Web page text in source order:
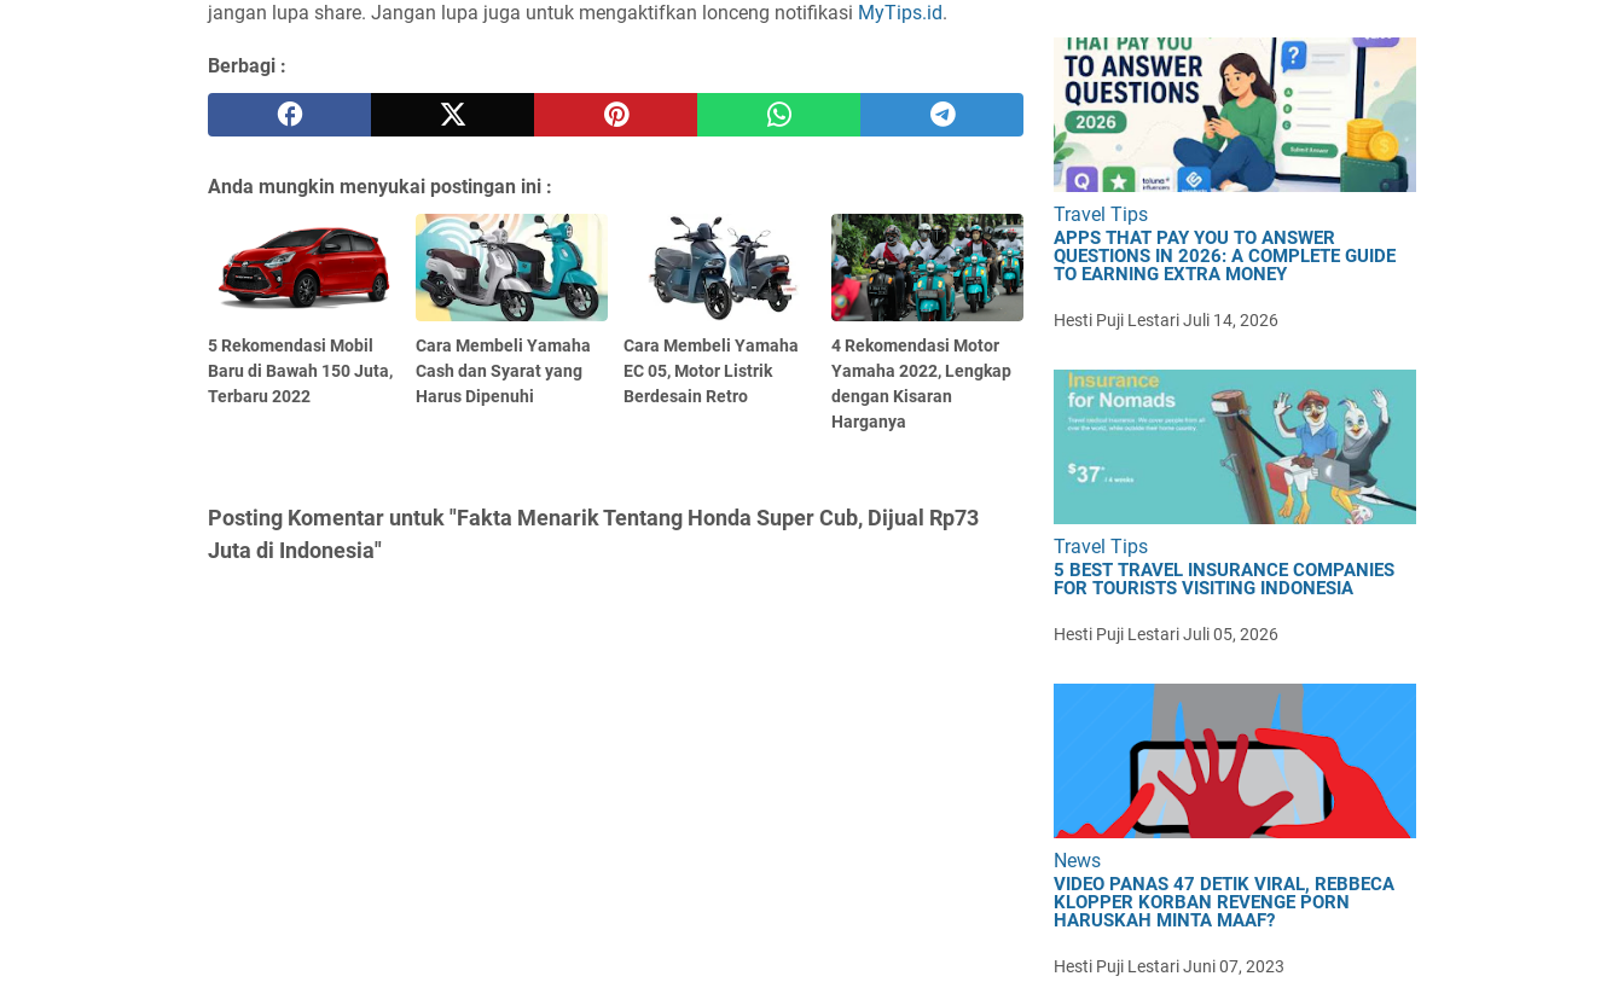
jangan lupa share. Jangan lupa juga untuk mengaktifkan lonceng notifikasi MyTips.id.
Berbagi :
Anda mungkin menyukai postingan ini :
5 Rekomendasi Mobil
Baru di Bawah 150 Juta,
Terbaru 2022
Cara Membeli Yamaha
Cash dan Syarat yang
Harus Dipenuhi
Cara Membeli Yamaha
EC 05, Motor Listrik
Berdesain Retro
4 Rekomendasi Motor
Yamaha 2022, Lengkap
dengan Kisaran
Harganya
Posting Komentar untuk "Fakta Menarik Tentang Honda Super Cub, Dijual Rp73
Juta di Indonesia"
Travel Tips
APPS THAT PAY YOU TO ANSWER
QUESTIONS IN 2026: A COMPLETE GUIDE
TO EARNING EXTRA MONEY
Hesti Puji LestariJuli 14, 2026
Travel Tips
5 BEST TRAVEL INSURANCE COMPANIES
FOR TOURISTS VISITING INDONESIA
Hesti Puji LestariJuli 05, 2026
News
VIDEO PANAS 47 DETIK VIRAL, REBBECA
KLOPPER KORBAN REVENGE PORN
HARUSKAH MINTA MAAF?
Hesti Puji LestariJuni 07, 2023